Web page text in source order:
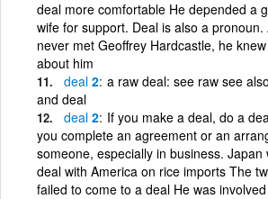
deal more comfortable He depended a
wife for support. Deal is also a pronoun.
never met Geoffrey Hardcastle, he
about him
deal 2 a raw deal: see raw see
and deal
deal 2 If you make a deal, do a
you complete an agreement or an
someone, especially in business. Japan
deal with America on rice imports The
failed to come to a deal He was